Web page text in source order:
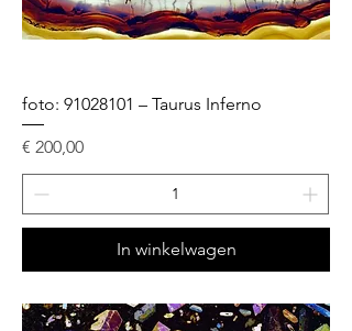
foto: 91028101 – Taurus Inferno
Prijs
€ 200,00
In winkelwagen